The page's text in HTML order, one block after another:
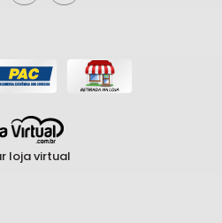
loja virtual